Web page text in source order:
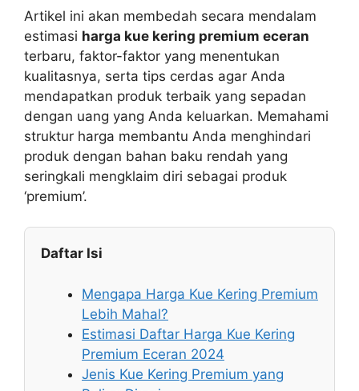
Artikel ini akan membedah secara mendalam
estimasi harga kue kering premium eceran
terbaru, faktor-faktor yang menentukan
kualitasnya, serta tips cerdas agar Anda
mendapatkan produk terbaik yang sepadan
dengan uang yang Anda keluarkan. Memahami
struktur harga membantu Anda menghindari
produk dengan bahan baku rendah yang
seringkali mengklaim diri sebagai produk
‘premium’.
Daftar Isi
Mengapa Harga Kue Kering Premium
Lebih Mahal?
Estimasi Daftar Harga Kue Kering
Premium Eceran 2024
Jenis Kue Kering Premium yang